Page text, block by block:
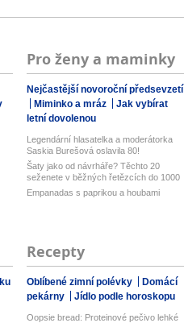
Pro ženy a maminky
Nejčastější novoroční předsevzetí
Miminko a mráz
Jak vybírat
letní dovolenou
Legendární hlasatelka a moderátorka
Saskia Burešová oslavila 80!
Šaty jako od návrháře? Těchto 20
seženete v běžných řetězcích do 1000
...
Empanadas s paprikou a houbami
Recepty
Oblíbené zimní polévky
Domácí
pekárny
Jídlo podle horoskopu
Oopsie bread: Proteinové pečivo lehké